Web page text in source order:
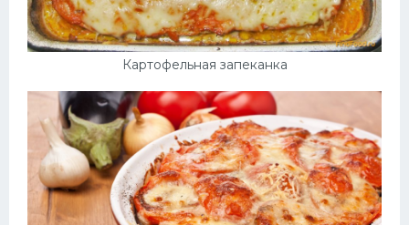
Картофельная запеканка